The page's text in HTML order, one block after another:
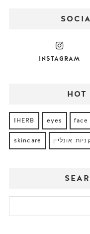
INSTAGRAM
HOT
IHERB eyes face
skincare אונליין